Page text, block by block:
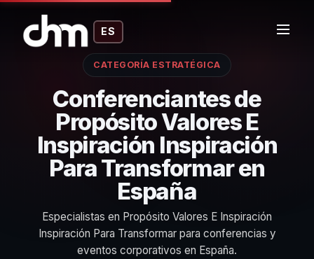
ES
CATEGORÍA ESTRATÉGICA
Conferenciantes de
Propósito Valores E
Inspiración Inspiración
Para Transformar en
España
Especialistas en Propósito Valores E Inspiración
Inspiración Para Transformar para conferencias y
eventos corporativos en España.